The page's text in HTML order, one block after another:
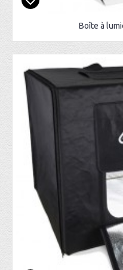
Boîte à